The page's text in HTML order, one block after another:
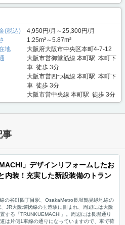
(税込)
4,950円/月～25,300円/月
1.25m²～5.87m²
地
大阪府大阪市中央区本町4-7-12
大阪市営御堂筋線 本町駅 本町下
車 徒歩 3分
大阪市営四つ橋線 本町駅 本町下
車 徒歩 3分
大阪市営中央線 本町駅 徒歩 3分
事
」デザインリフォームしたお
内装！充実した新設装備のトラン
JR大阪環状線の玉造駅に囲まれ、周辺には大阪
する「TRUNKUEMACHI」。周辺には長堀通り
は片側1車線の通りになっていますので、車で荷